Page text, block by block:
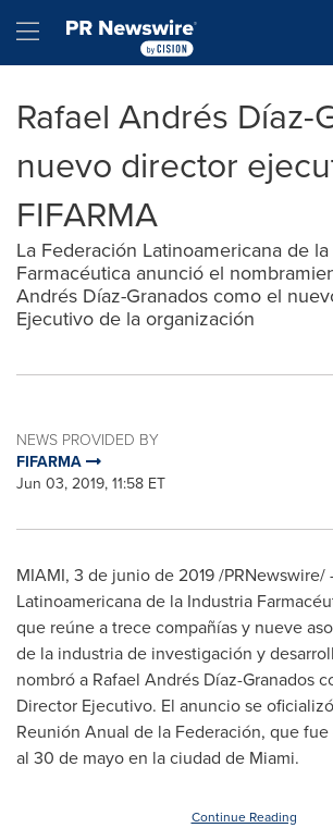
Hamburger menu
Rafael Andrés Díaz-
nuevo director
FIFARMA
La Federación Latinoamericana de
Farmacéutica anunció el
Andrés Díaz-Granados como el
Ejecutivo de la organización
NEWS PROVIDED BY
FIFARMA
Jun 03, 2019, 11:58 ET
MIAMI, 3 de junio de 2019 /PRNewswire/
Latinoamericana de la Industria
que reúne a trece compañías y nueve
de la industria de investigación y
nombró a Rafael Andrés Díaz-Granados
Director Ejecutivo. El anuncio se
Reunión Anual de la Federación, que
al 30 de mayo en la ciudad de Miami.
Continue Reading